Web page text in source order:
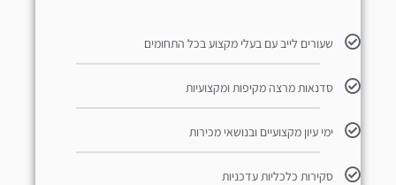
שעורים לייב עם בעלי מקצוע בכל התחומים
סדנאות מרצה מקיפות ומקצועיות
ימי עיון מקצועיים ובנושאי מכירות
סקירות כלכליות עדכניות